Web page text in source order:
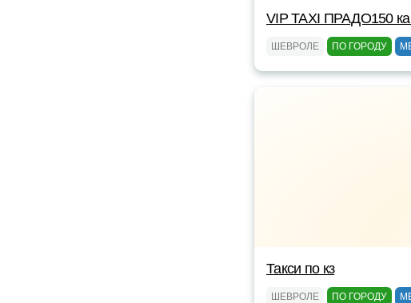
VIP TAXI ПРАДО150
ШЕВРОЛЕ ПО ГОРОДУ
Такси по кз
ШЕВРОЛЕ ПО ГОРОДУ